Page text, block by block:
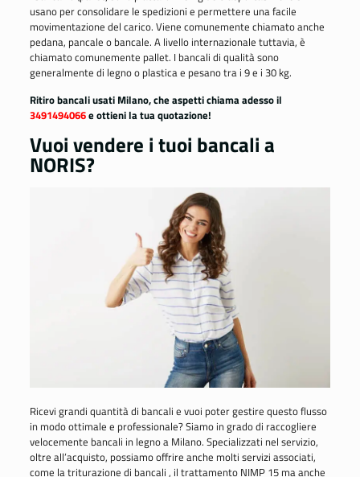
usano per consolidare le spedizioni e permettere una facile
movimentazione del carico. Viene comunemente chiamato anche
pedana, pancale o bancale. A livello internazionale tuttavia, è
chiamato comunemente pallet. I bancali di qualità sono
generalmente di legno o plastica e pesano tra i 9 e i 30 kg.
Ritiro bancali usati Milano, che aspetti chiama adesso il
3491494066e ottieni la tua quotazione!
Vuoi vendere i tuoi bancali a
NORIS?
Ricevi grandi quantità di bancali e vuoi poter gestire questo flusso
in modo ottimale e professionale? Siamo in grado di raccogliere
velocemente bancali in legno a Milano. Specializzati nel servizio,
oltre all’acquisto, possiamo offrire anche molti servizi associati,
come la triturazione di bancali , il trattamento NIMP 15 ma anche